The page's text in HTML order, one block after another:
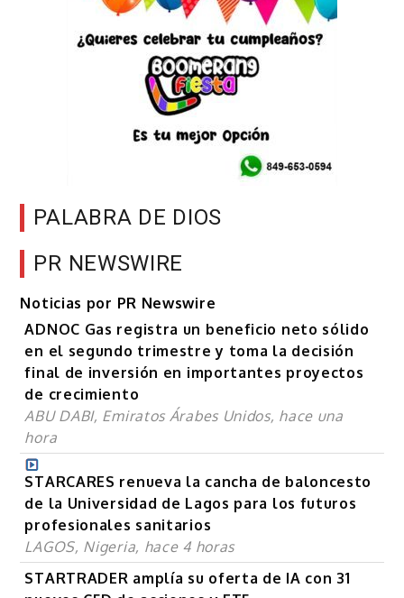
PALABRA DE DIOS
PR NEWSWIRE
Noticias por PR Newswire
ADNOC Gas registra un beneficio neto sólido
en el segundo trimestre y toma la decisión
final de inversión en importantes proyectos
de crecimiento
ABU DABI, Emiratos Árabes Unidos, hace una
hora
STARCARES renueva la cancha de baloncesto
de la Universidad de Lagos para los futuros
profesionales sanitarios
LAGOS, Nigeria, hace 4 horas
STARTRADER amplía su oferta de IA con 31